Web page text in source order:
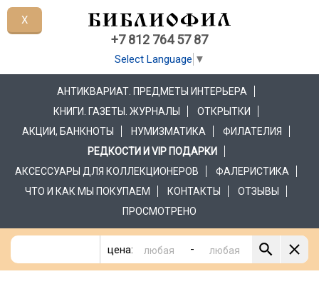
+7 812 764 57 87
Select Language ▼
АНТИКВАРИАТ. ПРЕДМЕТЫ ИНТЕРЬЕРА
КНИГИ. ГАЗЕТЫ. ЖУРНАЛЫ
ОТКРЫТКИ
АКЦИИ, БАНКНОТЫ
НУМИЗМАТИКА
ФИЛАТЕЛИЯ
РЕДКОСТИ И VIP ПОДАРКИ
АКСЕССУАРЫ ДЛЯ КОЛЛЕКЦИОНЕРОВ
ФАЛЕРИСТИКА
ЧТО И КАК МЫ ПОКУПАЕМ
КОНТАКТЫ
ОТЗЫВЫ
ПРОСМОТРЕНО
цена: -
X